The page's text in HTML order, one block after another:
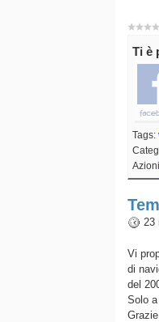
Ti è
Tags:
23
Vi
di
del
Solo